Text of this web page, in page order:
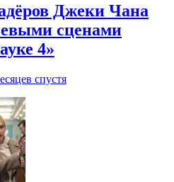
Джеки Чана
сценами
4»
спустя